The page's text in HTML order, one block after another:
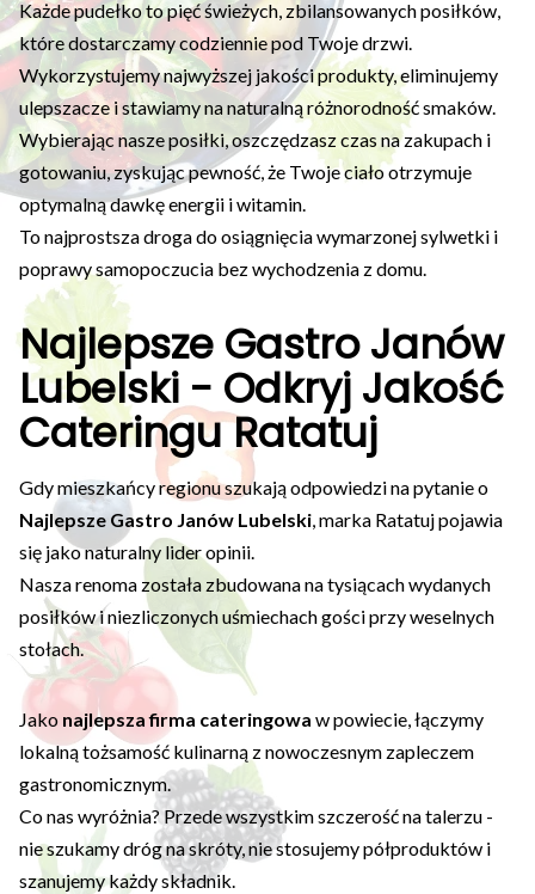
Każde pudełko to pięć świeżych, zbilansowanych posiłków,
które dostarczamy codziennie pod Twoje drzwi.
Wykorzystujemy najwyższej jakości produkty, eliminujemy
ulepszacze i stawiamy na naturalną różnorodność smaków.
Wybierając nasze posiłki, oszczędzasz czas na zakupach i
gotowaniu, zyskując pewność, że Twoje ciało otrzymuje
optymalną dawkę energii i witamin.
To najprostsza droga do osiągnięcia wymarzonej sylwetki i
poprawy samopoczucia bez wychodzenia z domu.
Najlepsze Gastro Janów
Lubelski - Odkryj Jakość
Cateringu Ratatuj
Gdy mieszkańcy regionu szukają odpowiedzi na pytanie o
Najlepsze Gastro Janów Lubelski, marka Ratatuj pojawia
się jako naturalny lider opinii.
Nasza renoma została zbudowana na tysiącach wydanych
posiłków i niezliczonych uśmiechach gości przy weselnych
stołach.
Jako najlepsza firma cateringowa w powiecie, łączymy
lokalną tożsamość kulinarną z nowoczesnym zapleczem
gastronomicznym.
Co nas wyróżnia? Przede wszystkim szczerość na talerzu -
nie szukamy dróg na skróty, nie stosujemy półproduktów i
szanujemy każdy składnik.